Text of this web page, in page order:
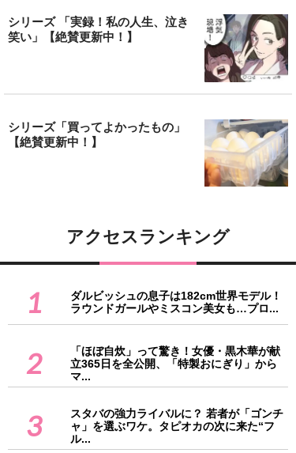
シリーズ 「実録！私の人生、泣き
笑い」【絶賛更新中！】
シリーズ「買ってよかったもの」
【絶賛更新中！】
アクセスランキング
1
ダルビッシュの息子は182cm世界モデル！
ラウンドガールやミスコン美女も…プロ...
2
「ほぼ自炊」って驚き！女優・黒木華が献
立365日を全公開、「特製おにぎり」から
マ...
3
スタバの強力ライバルに？ 若者が「ゴンチ
ャ」を選ぶワケ。タピオカの次に来た“フ
ル...